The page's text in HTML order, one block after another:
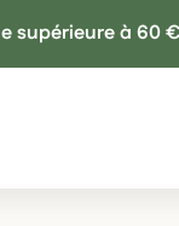
supérieure à 60 €